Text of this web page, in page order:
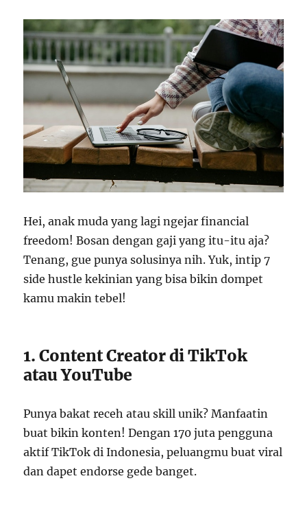
Hei, anak muda yang lagi ngejar financial
freedom! Bosan dengan gaji yang itu-itu aja?
Tenang, gue punya solusinya nih. Yuk, intip 7
side hustle kekinian yang bisa bikin dompet
kamu makin tebel!
1. Content Creator di TikTok
atau YouTube
Punya bakat receh atau skill unik? Manfaatin
buat bikin konten! Dengan 170 juta pengguna
aktif TikTok di Indonesia, peluangmu buat viral
dan dapet endorse gede banget.